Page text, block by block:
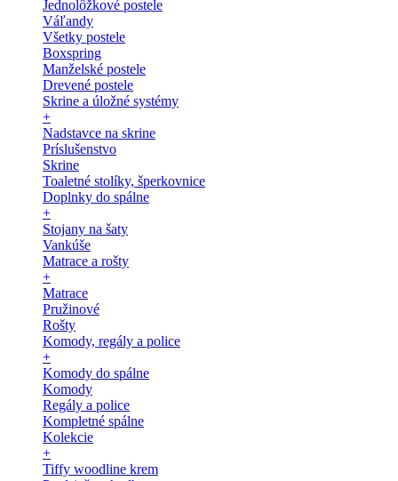
Jednolôžkové postele
Váľandy
Všetky postele
Boxspring
Manželské postele
Drevené postele
Skrine a úložné systémy
+
Nadstavce na skrine
Príslušenstvo
Skrine
Toaletné stolíky, šperkovnice
Doplnky do spálne
+
Stojany na šaty
Vankúše
Matrace a rošty
+
Matrace
Pružinové
Rošty
Komody, regály a police
+
Komody do spálne
Komody
Regály a police
Kompletné spálne
Kolekcie
+
Tiffy woodline krem